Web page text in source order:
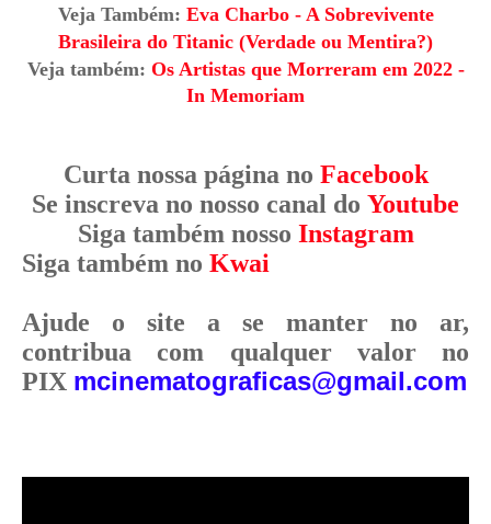
Veja Também: Eva Charbo - A Sobrevivente
Brasileira do Titanic (Verdade ou Mentira?)
Veja também: Os Artistas que Morreram em 2022 -
In Memoriam
Curta nossa página no Facebook
Se inscreva no nosso canal do Youtube
Siga também nosso Instagram
Siga também no Kwai
Ajude o site a se manter no ar,
contribua com qualquer valor no
PIX mcinematograficas@gmail.com